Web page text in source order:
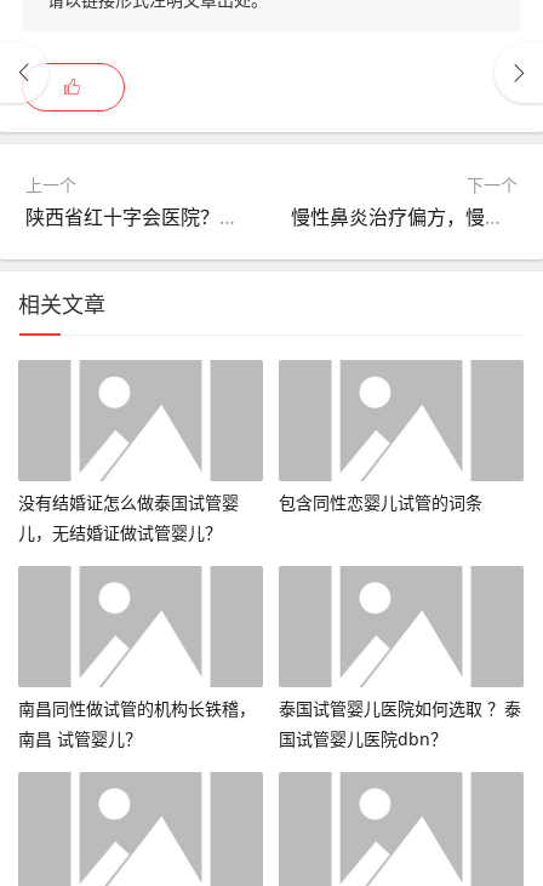
上一个
陕西省红十字会医院？陕西省红十字会医院简介？
下一个
慢性鼻炎治疗偏方，慢性鼻炎特效方
相关文章
没有结婚证怎么做泰国试管婴
儿，无结婚证做试管婴儿？
包含同性恋婴儿试管的词条
南昌同性做试管的机构长铁稽，
南昌 试管婴儿？
泰国试管婴儿医院如何选取 ？泰
国试管婴儿医院dbn？